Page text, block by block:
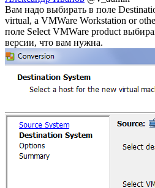
Вам надо выбирать в поле
virtual, а VMWare Workstation or
поле Select VMWare product
версии, что вам нужна.